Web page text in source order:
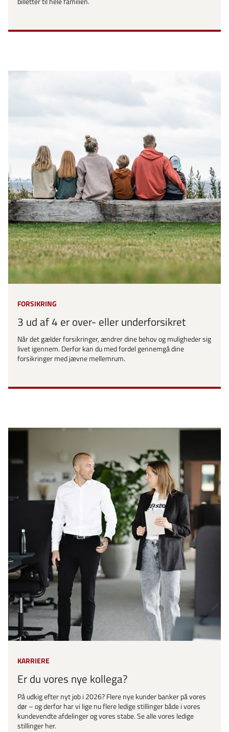
FORSIKRING
3 ud af 4 er over- eller underforsikret
Når det gælder forsikringer, ændrer dine behov og muligheder sig
livet igennem. Derfor kan du med fordel gennemgå dine
forsikringer med jævne mellemrum.
KARRIERE
Er du vores nye kollega?
På udkig efter nyt job i 2026? Flere nye kunder banker på vores
dør – og derfor har vi lige nu flere ledige stillinger både i vores
kundevendte afdelinger og vores stabe. Se alle vores ledige
stillinger her.